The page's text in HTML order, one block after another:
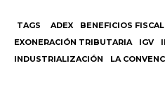
TAGS ADEX BENEFICIOS
EXONERACIÓN TRIBUTARIA
IGV
INDUSTRIALIZACIÓN
LA